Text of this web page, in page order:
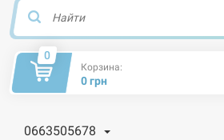
0
Корзина:
0 грн
0663505678